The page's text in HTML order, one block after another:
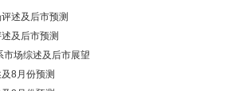
述及后市预测
及后市预测
场综述及后市展望
8月份预测